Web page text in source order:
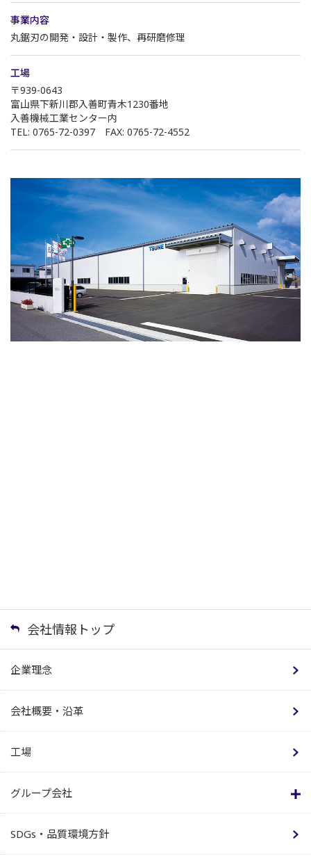
事業内容
丸鋸刃の開発・設計・製作、再研磨修理
工場
〒939-0643
富山県下新川郡入善町青木1230番地
入善機械工業センター内
TEL: 0765-72-0397 FAX: 0765-72-4552
会社情報トップ
企業理念
会社概要・沿革
工場
グループ会社
SDGs・品質環境方針